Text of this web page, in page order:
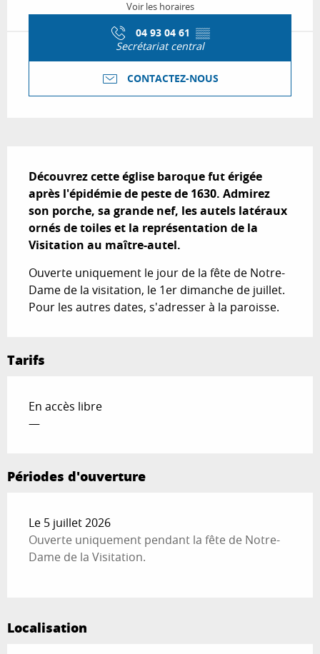
Voir les horaires
04 93 04 61 ▒▒
Secrétariat central
CONTACTEZ-NOUS
Découvrez cette église baroque fut érigée
après l'épidémie de peste de 1630. Admirez
son porche, sa grande nef, les autels latéraux
ornés de toiles et la représentation de la
Visitation au maître-autel.
Ouverte uniquement le jour de la fête de Notre-
Dame de la visitation, le 1er dimanche de juillet.
Pour les autres dates, s'adresser à la paroisse.
Tarifs
En accès libre
—
Périodes d'ouverture
Le 5 juillet 2026
Ouverte uniquement pendant la fête de Notre-
Dame de la Visitation.
Localisation